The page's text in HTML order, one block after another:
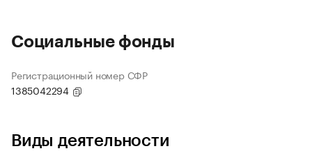
Социальные фонды
Регистрационный номер СФР
1385042294
Виды деятельности